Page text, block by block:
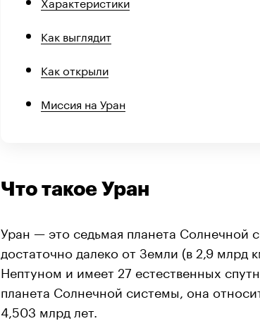
Как выглядит
Как открыли
Миссия на Уран
Что такое Уран
Уран — это седьмая планета Солнечной
достаточно далеко от Земли (в 2,9 млрд
Нептуном и имеет 27 естественных
планета Солнечной системы, она
4,503 млрд лет.